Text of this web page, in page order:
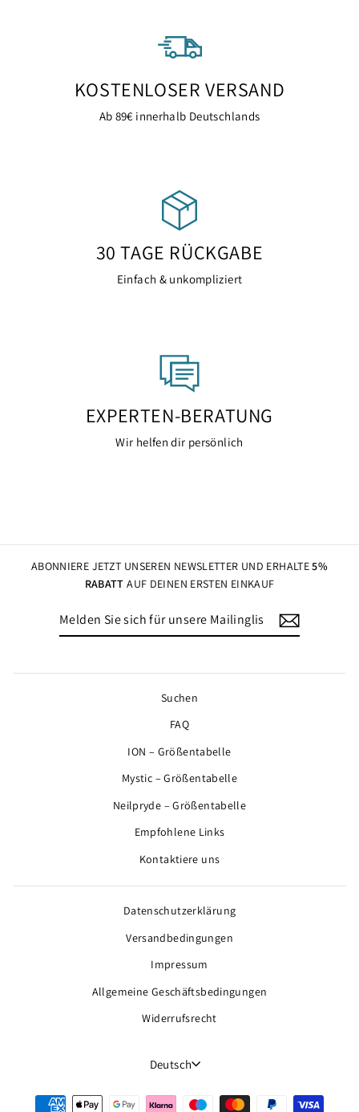
KOSTENLOSER VERSAND
Ab 89€ innerhalb Deutschlands
30 TAGE RÜCKGABE
Einfach & unkompliziert
EXPERTEN-BERATUNG
Wir helfen dir persönlich
ABONNIERE JETZT UNSEREN NEWSLETTER UND ERHALTE5%
RABATT AUF DEINEN ERSTEN EINKAUF
UNSERE
ABONNIEREN
Suchen
FAQ
ION – Größentabelle
Mystic – Größentabelle
Neilpryde – Größentabelle
Empfohlene Links
Kontaktiere uns
Datenschutzerklärung
Versandbedingungen
Impressum
Allgemeine Geschäftsbedingungen
Widerrufsrecht
Sprache
Deutsch